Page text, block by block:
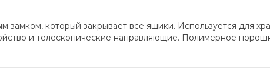
замком, который закрывает все ящики. Используется для
и телескопические направляющие. Полимерное